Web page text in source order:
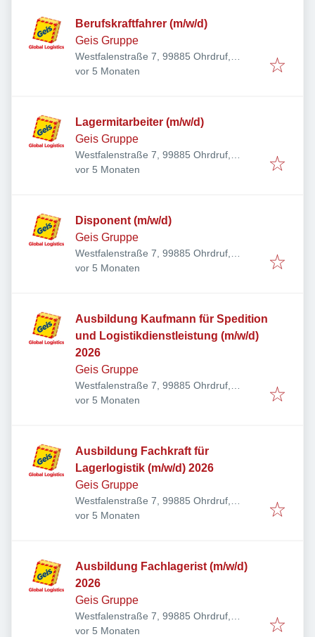
Berufskraftfahrer (m/w/d)
Geis Gruppe
Westfalenstraße 7, 99885 Ohrdruf,
Deutschland
Veröffentlicht:
vor 5 Monaten
Lagermitarbeiter (m/w/d)
Geis Gruppe
Westfalenstraße 7, 99885 Ohrdruf,
Deutschland
Veröffentlicht:
vor 5 Monaten
Disponent (m/w/d)
Geis Gruppe
Westfalenstraße 7, 99885 Ohrdruf,
Deutschland
Veröffentlicht:
vor 5 Monaten
Ausbildung Kaufmann für Spedition
und Logistikdienstleistung (m/w/d)
2026
Geis Gruppe
Westfalenstraße 7, 99885 Ohrdruf,
Deutschland
Veröffentlicht:
vor 5 Monaten
Ausbildung Fachkraft für
Lagerlogistik (m/w/d) 2026
Geis Gruppe
Westfalenstraße 7, 99885 Ohrdruf,
Deutschland
Veröffentlicht:
vor 5 Monaten
Ausbildung Fachlagerist (m/w/d)
2026
Geis Gruppe
Westfalenstraße 7, 99885 Ohrdruf,
Deutschland
Veröffentlicht:
vor 5 Monaten